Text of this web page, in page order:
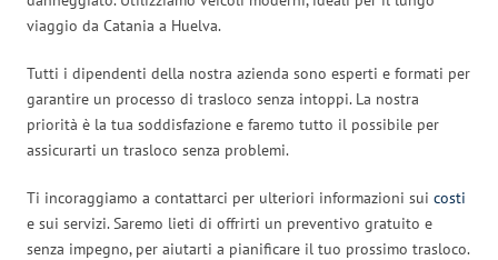
viaggio da Catania a Huelva.
Tutti i dipendenti della nostra azienda sono esperti e formati per
garantire un processo di trasloco senza intoppi. La nostra
priorità è la tua soddisfazione e faremo tutto il possibile per
assicurarti un trasloco senza problemi.
Ti incoraggiamo a contattarci per ulteriori informazioni sui costi
e sui servizi. Saremo lieti di offrirti un preventivo gratuito e
senza impegno, per aiutarti a pianificare il tuo prossimo trasloco.